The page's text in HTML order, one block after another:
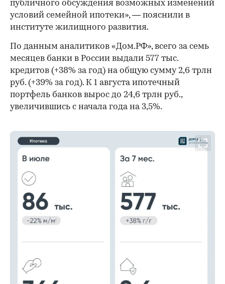
публичного обсуждения возможных изменений
условий семейной ипотеки», — пояснили в
институте жилищного развития.
По данным аналитиков «Дом.РФ», всего за семь
месяцев банки в России выдали 577 тыс.
кредитов (+38% за год) на общую сумму 2,6 трлн
руб. (+39% за год). К 1 августа ипотечный
портфель банков вырос до 24,6 трлн руб.,
увеличившись с начала года на 3,5%.